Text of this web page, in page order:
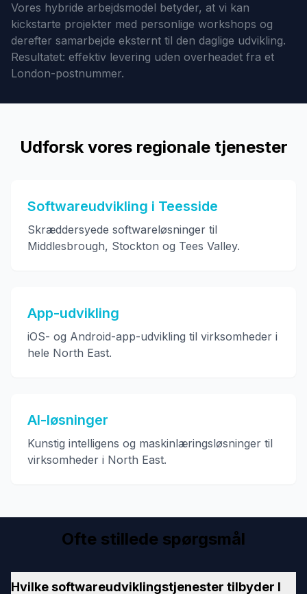
Vores hybride arbejdsmodel betyder, at vi kan
kickstarte projekter med personlige workshops og
derefter samarbejde eksternt til den daglige udvikling.
Resultatet: effektiv levering uden overheadet fra et
London-postnummer.
Udforsk vores regionale tjenester
Softwareudvikling i Teesside
Skræddersyede softwareløsninger til
Middlesbrough, Stockton og Tees Valley.
App-udvikling
iOS- og Android-app-udvikling til virksomheder i
hele North East.
AI-løsninger
Kunstig intelligens og maskinlæringsløsninger til
virksomheder i North East.
Ofte stillede spørgsmål
Hvilke softwareudviklingstjenester tilbyder I